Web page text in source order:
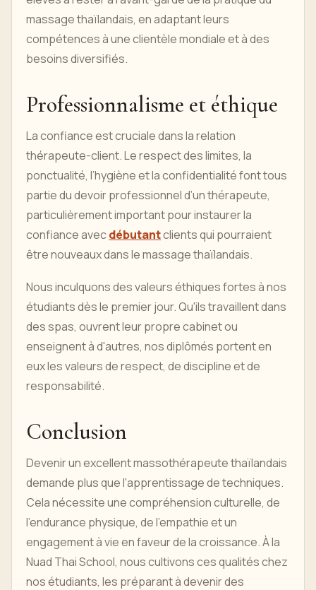
massage thaïlandais, en adaptant leurs
compétences à une clientèle mondiale et à des
besoins diversifiés.
Professionnalisme et éthique
La confiance est cruciale dans la relation
thérapeute-client. Le respect des limites, la
ponctualité, l’hygiène et la confidentialité font tous
partie du devoir professionnel d’un thérapeute,
particulièrement important pour instaurer la
confiance avecdébutantclients qui pourraient
être nouveaux dans le massage thaïlandais.
Nous inculquons des valeurs éthiques fortes à nos
étudiants dès le premier jour. Qu'ils travaillent dans
des spas, ouvrent leur propre cabinet ou
enseignent à d'autres, nos diplômés portent en
eux les valeurs de respect, de discipline et de
responsabilité.
Conclusion
Devenir un excellent massothérapeute thaïlandais
demande plus que l'apprentissage de techniques.
Cela nécessite une compréhension culturelle, de
l’endurance physique, de l’empathie et un
engagement à vie en faveur de la croissance. À la
Nuad Thai School, nous cultivons ces qualités chez
nos étudiants, les préparant à devenir des